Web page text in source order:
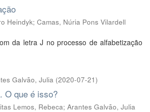
Heindyk; Camas, Núria Pons Vilardell
da letra J no processo de alfabetização
Galvão, Julia (2020-07-21)
O que é isso?
Lemos, Rebeca; Arantes Galvão, Julia